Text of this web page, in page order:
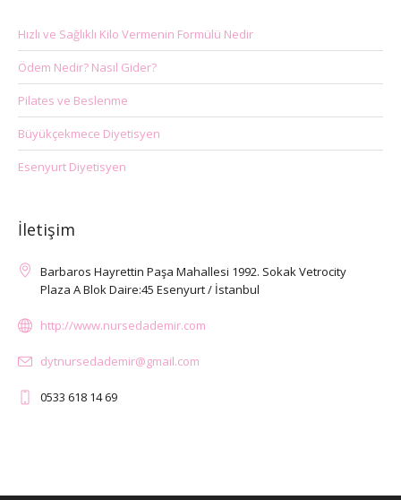
Hızlı ve Sağlıklı Kilo Vermenin Formülü Nedir
Ödem Nedir? Nasıl Gider?
Pilates ve Beslenme
Büyükçekmece Diyetisyen
Esenyurt Diyetisyen
İletişim
Barbaros Hayrettin Paşa Mahallesi 1992. Sokak Vetrocity
Plaza A Blok Daire:45 Esenyurt / İstanbul
http://www.nursedademir.com
dytnursedademir@gmail.com
0533 618 14 69